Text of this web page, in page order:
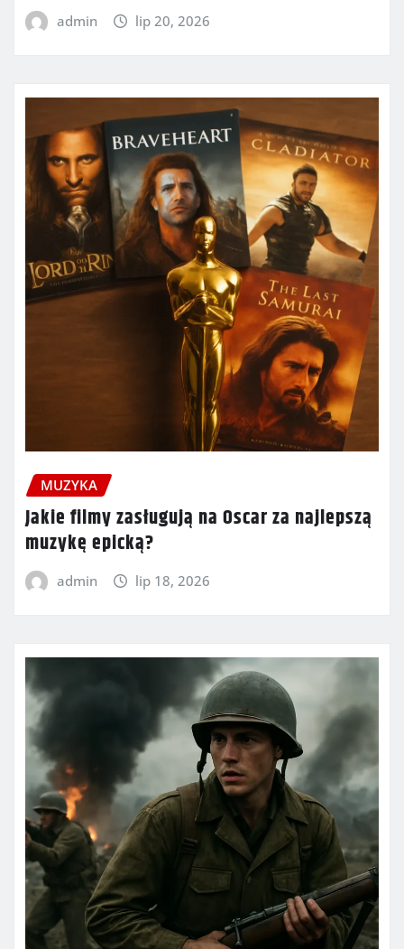
admin lip 20, 2026
MUZYKA
Jakie filmy zasługują na Oscar za najlepszą
muzykę epicką?
admin lip 18, 2026